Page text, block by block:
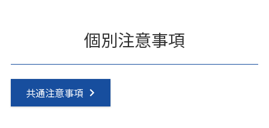
個別注意事項
共通注意事項